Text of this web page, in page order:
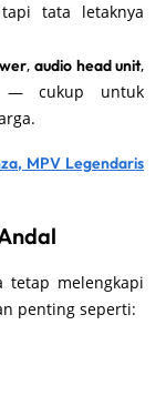
tata letaknya
,audio head unit,
— cukup untuk
MPV Legendaris
tetap melengkapi
penting seperti: